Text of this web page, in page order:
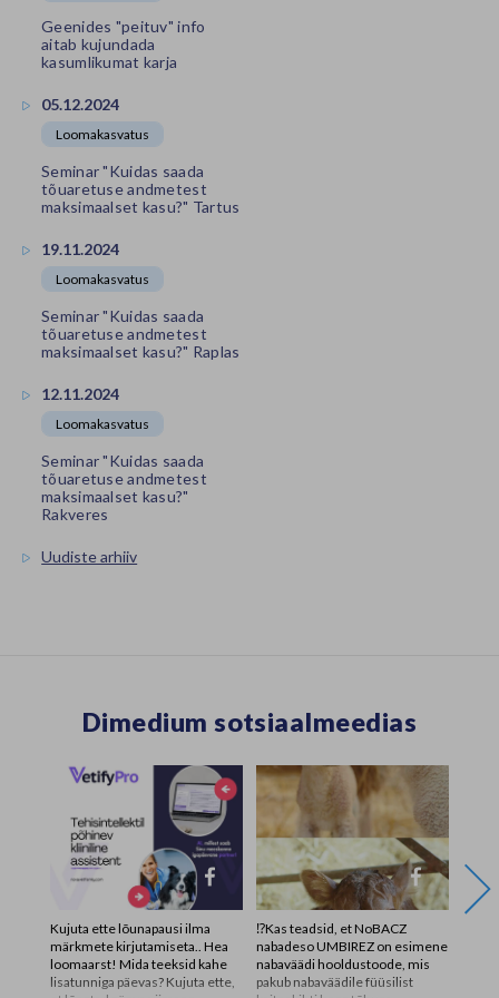
Geenides "peituv" info
aitab kujundada
kasumlikumat karja
05.12.2024
Loomakasvatus
Seminar "Kuidas saada
tõuaretuse andmetest
maksimaalset kasu?" Tartus
19.11.2024
Loomakasvatus
Seminar "Kuidas saada
tõuaretuse andmetest
maksimaalset kasu?" Raplas
12.11.2024
Loomakasvatus
Seminar "Kuidas saada
tõuaretuse andmetest
maksimaalset kasu?"
Rakveres
Uudiste arhiiv
Dimedium sotsiaalmeedias
Kujuta ette lõunapausi ilma
märkmete kirjutamiseta.. Hea
loomaarst! Mida teeksid kahe
lisatunniga päevas? Kujuta ette,
⁉️Kas teadsid, et NoBACZ
nabadeso UMBIREZ on esimene
nabaväädi hooldustoode, mis
pakub nabaväädile füüsilist